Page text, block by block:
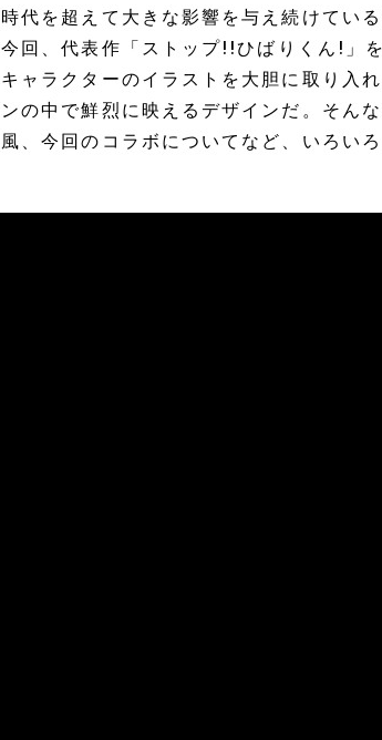
時代を超えて大きな影響を与え続けてい
今回、代表作「ストップ!!ひばりくん!」
キャラクターのイラストを大胆に取り入
ンの中で鮮烈に映えるデザインだ。そん
風、今回のコラボについてなど、いろいろ